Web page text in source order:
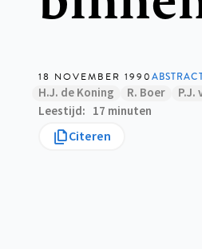
18 NOVEMBER 1990
H.J. de Koning R. Boer P.J.
Leestijd
17 minuten
Citeren